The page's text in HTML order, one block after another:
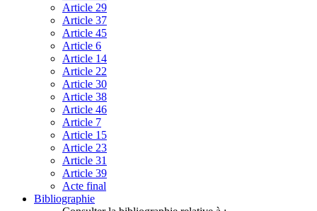
Article 29
Article 37
Article 45
Article 6
Article 14
Article 22
Article 30
Article 38
Article 46
Article 7
Article 15
Article 23
Article 31
Article 39
Acte final
Bibliographie